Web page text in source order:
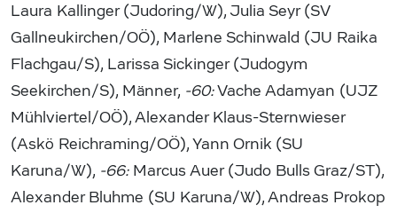
Laura Kallinger (Judoring/W), Julia Seyr (SV
Gallneukirchen/OÖ), Marlene Schinwald (JU Raika
Flachgau/S), Larissa Sickinger (Judogym
Seekirchen/S), Männer, -60:Vache Adamyan (UJZ
Mühlviertel/OÖ), Alexander Klaus-Sternwieser
(Askö Reichraming/OÖ), Yann Ornik (SU
Karuna/W), -66:Marcus Auer (Judo Bulls Graz/ST),
Alexander Bluhme (SU Karuna/W), Andreas Prokop